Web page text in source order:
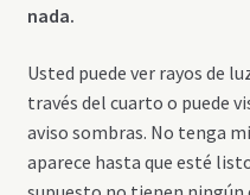
nada.
Usted puede ver rayos de
través del cuarto o puede
aviso sombras. No tenga
aparece hasta que esté